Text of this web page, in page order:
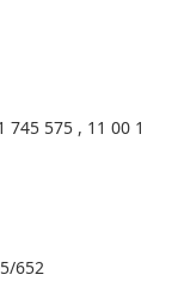
745 575 , 11 00 1
652